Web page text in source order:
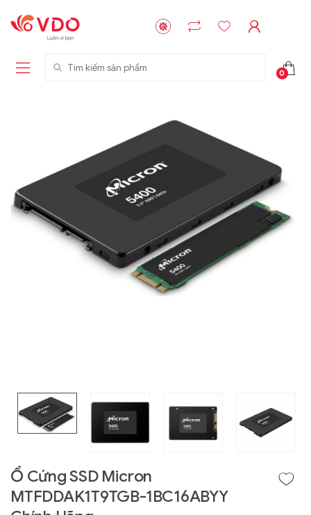
Tìm kiếm sản phẩm
0
Ổ Cứng SSD Micron
MTFDDAK1T9TGB-1BC16ABYY
Storage Micron -
64GB - 15.36TB
Liên hệ